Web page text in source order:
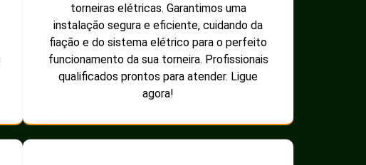
torneiras elétricas. Garantimos uma
instalação segura e eficiente, cuidando da
fiação e do sistema elétrico para o perfeito
funcionamento da sua torneira. Profissionais
qualificados prontos para atender. Ligue
agora!